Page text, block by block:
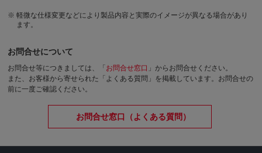
軽微な仕様変更などにより製品内容と実際のイメージが異なる場合があり
ます。
お問合せについて
お問合せ等につきましては、「 お問合せ窓口 」からお問合せください。
また、お客様から寄せられた「よくある質問」を掲載しています。お問合せの
前に一度ご確認ください。
お問合せ窓口（よくある質問）